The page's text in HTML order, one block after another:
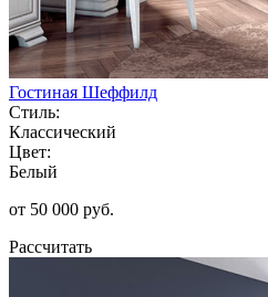
Гостиная Шеффилд
Стиль:
Классический
Цвет:
Белый
от 50 000 руб.
Рассчитать